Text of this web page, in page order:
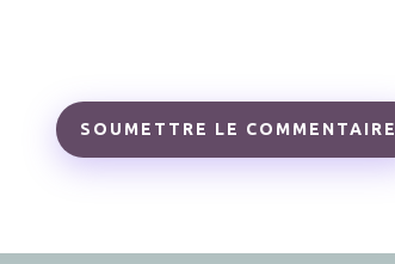
SOUMETTRE LE COMMENTAIRE